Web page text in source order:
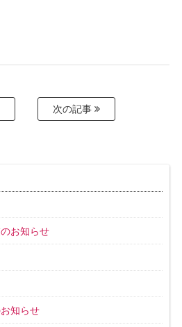
次の記事
お知らせ
知らせ